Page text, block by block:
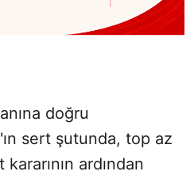
doğru
sert şutunda, top az
kararının ardından